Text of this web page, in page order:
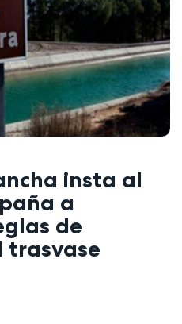
insta al
a
de
trasvase